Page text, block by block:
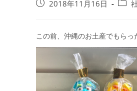
2018年11月16日
この前、沖縄のお土産でもらっ